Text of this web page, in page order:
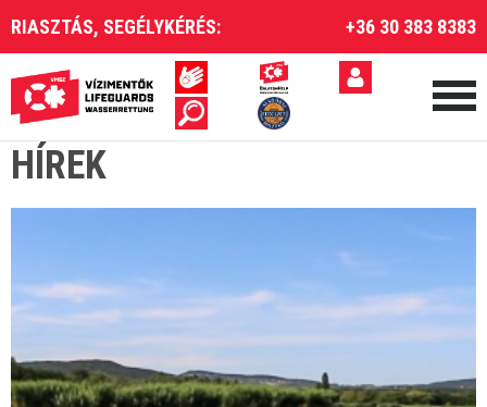
RIASZTÁS, SEGÉLYKÉRÉS: +36 30 383 8383
HÍREK